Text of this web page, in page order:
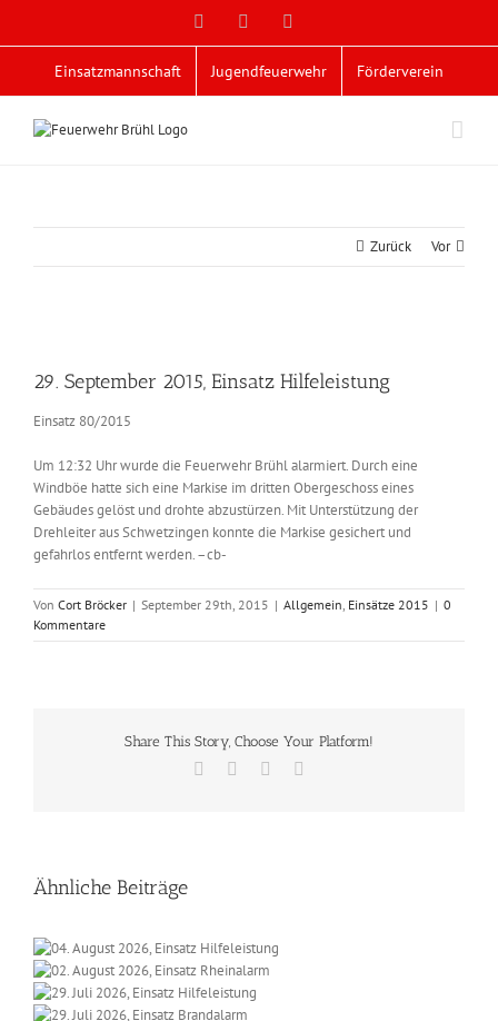
Facebook
Einsatzmannschaft Jugendfeuerwehr Förderverein
Zurück Vor
Bild
29. September 2015, Einsatz Hilfeleistung
Einsatz 80/2015
Um 12:32 Uhr wurde die Feuerwehr Brühl alarmiert. Durch eine
Windböe hatte sich eine Markise im dritten Obergeschoss eines
Gebäudes gelöst und drohte abzustürzen. Mit Unterstützung der
Drehleiter aus Schwetzingen konnte die Markise gesichert und
gefahrlos entfernt werden. –cb-
Von Cort Bröcker | September 29th, 2015 | Allgemein, Einsätze 2015 | 0
Kommentare
Share This Story, Choose Your Platform!
Facebook
Ähnliche Beiträge